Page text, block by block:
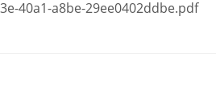
40a1-a8be-29ee0402ddbe.pdf